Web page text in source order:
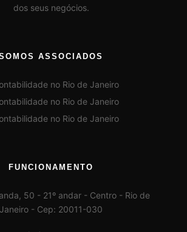
dos seus negócios.
ASSOCIADOS
FUNCIONAMENTO
50 - 21º andar - Centro - Rio de
Janeiro - Cep: 20011-030